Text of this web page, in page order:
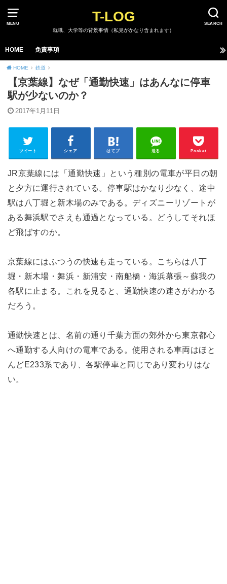
MENU SEARCH
T-LOG
就職、大学等の背景事情（私見がかなり含まれます）
HOME 免責事項
HOME 鉄道
【京葉線】なぜ「通勤快速」はあんなに停車
駅が少ないのか？
2017年1月11日
ツイート シェア はてブ 送る Pocket
JR京葉線には「通勤快速」という種別の電車が平日の朝
と夕方に運行されている。停車駅はかなり少なく、途中
駅は八丁堀と新木場のみである。ディズニーリゾートが
ある舞浜駅でさえも通過となっている。どうしてそれほ
ど飛ばすのか。
京葉線にはふつうの快速も走っている。こちらは八丁
堀・新木場・舞浜・新浦安・南船橋・海浜幕張～蘇我の
各駅に止まる。これを見ると、通勤快速の速さがわかる
だろう。
通勤快速とは、名前の通り千葉方面の郊外から東京都心
へ通勤する人向けの電車である。使用される車両はほと
んどE233系であり、各駅停車と同じであり変わりはな
い。